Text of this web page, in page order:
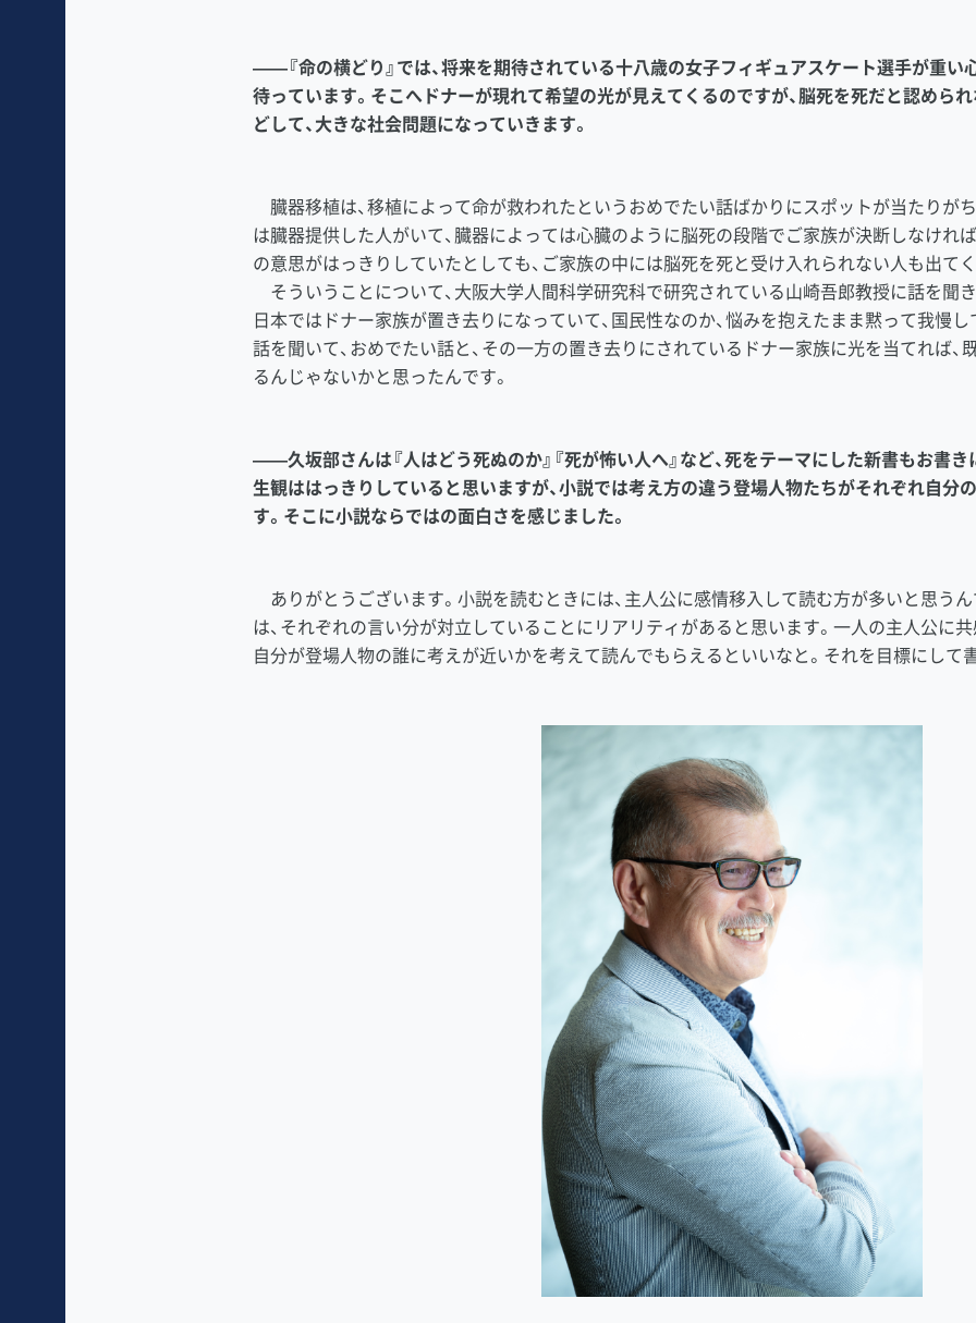
――『命の横どり』では、将来を期待されている十八歳の女子フィギュアスケート選手が重い
待っています。そこへドナーが現れて希望の光が見えてくるのですが、脳死を死だと認めら
どして、大きな社会問題になっていきます。
臓器移植は、移植によって命が救われたというおめでたい話ばかりにスポットが当たりが
は臓器提供した人がいて、臓器によっては心臓のように脳死の段階でご家族が決断しなけれ
の意思がはっきりしていたとしても、ご家族の中には脳死を死と受け入れられない人も出て
そういうことについて、大阪大学人間科学研究科で研究されている山崎吾郎教授に話を聞
日本ではドナー家族が置き去りになっていて、国民性なのか、悩みを抱えたまま黙って我慢
話を聞いて、おめでたい話と、その一方の置き去りにされているドナー家族に光を当てれば
るんじゃないかと思ったんです。
――久坂部さんは『人はどう死ぬのか』『死が怖い人へ』など、死をテーマにした新書もお書
生観ははっきりしていると思いますが、小説では考え方の違う登場人物たちがそれぞれ自分
す。そこに小説ならではの面白さを感じました。
ありがとうございます。小説を読むときには、主人公に感情移入して読む方が多いと思うん
は、それぞれの言い分が対立していることにリアリティがあると思います。一人の主人公に
自分が登場人物の誰に考えが近いかを考えて読んでもらえるといいなと。それを目標にして